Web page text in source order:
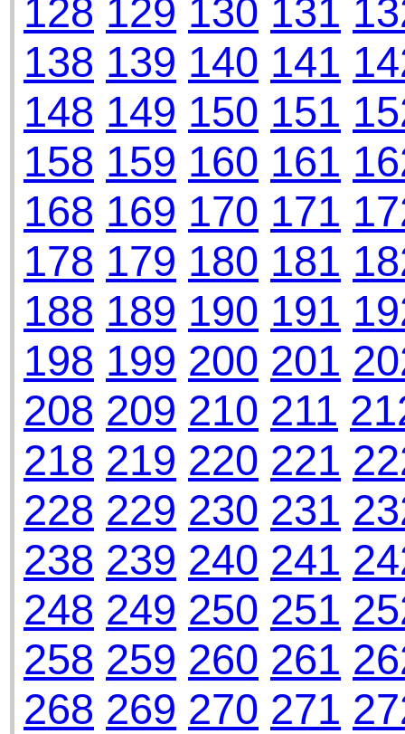
128 129 130 131
138 139 140 141
148 149 150 151
158 159 160 161
168 169 170 171
178 179 180 181
188 189 190 191
198 199 200 201
208 209 210 211
218 219 220 221
228 229 230 231
238 239 240 241
248 249 250 251
258 259 260 261
268 269 270 271